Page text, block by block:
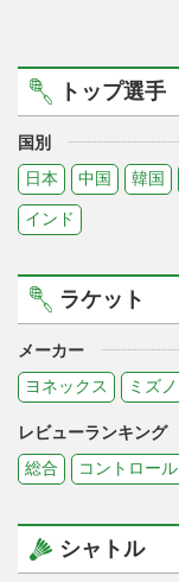
トップ選手
国別
日本
中国 韓国
インド
ラケット
メーカー
ヨネックス
ミズノ
レビューランキング
総合
コントロール
シャトル